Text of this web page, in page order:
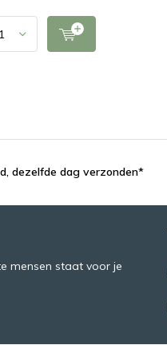
dezelfde dag verzonden*
mensen staat voor je